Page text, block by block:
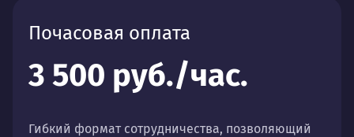
Почасовая оплата
3 500 руб./час.
Гибкий формат сотрудничества, позволяющий